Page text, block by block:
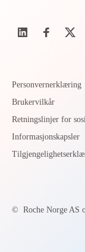
Personvernerklæring
Brukervilkår
Retningslinjer for
Informasjonskapsler
© Roche Norge AS